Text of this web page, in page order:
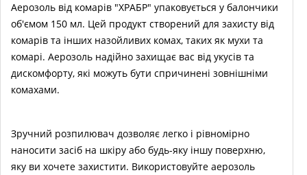
Аерозоль від комарів "ХРАБР" упаковується у балончики
об'ємом 150 мл. Цей продукт створений для захисту від
комарів та інших назойливих комах, таких як мухи та
комарі. Аерозоль надійно захищає вас від укусів та
дискомфорту, які можуть бути спричинені зовнішніми
комахами.
Зручний розпилювач дозволяє легко і рівномірно
наносити засіб на шкіру або будь-яку іншу поверхню,
яку ви хочете захистити. Використовуйте аерозоль